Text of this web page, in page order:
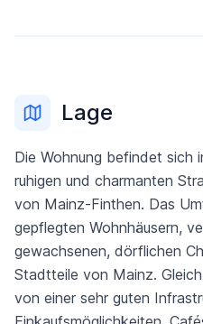
Lage
Die Wohnung befindet sich
ruhigen und charmanten
von Mainz-Finthen. Das
gepflegten Wohnhäusern,
gewachsenen, dörflichen
Stadtteile von Mainz.
von einer sehr guten